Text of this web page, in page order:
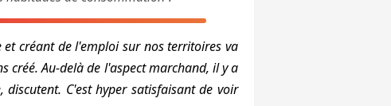
créant de l'emploi sur nos territoires va
créé. Au-delà de l'aspect marchand, il y a
C'est hyper satisfaisant de voir